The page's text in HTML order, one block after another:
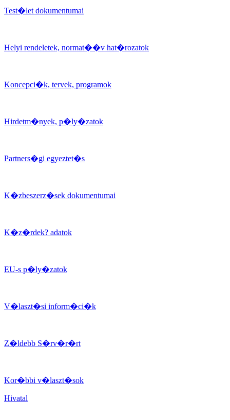
Test�let dokumentumai
Helyi rendeletek, normat��v hat�rozatok
Koncepci�k, tervek, programok
Hirdetm�nyek, p�ly�zatok
Partners�gi egyeztet�s
K�zbeszerz�sek dokumentumai
K�z�rdek? adatok
EU-s p�ly�zatok
V�laszt�si inform�ci�k
Z�ldebb S�rv�r�rt
Kor�bbi v�laszt�sok
Hivatal